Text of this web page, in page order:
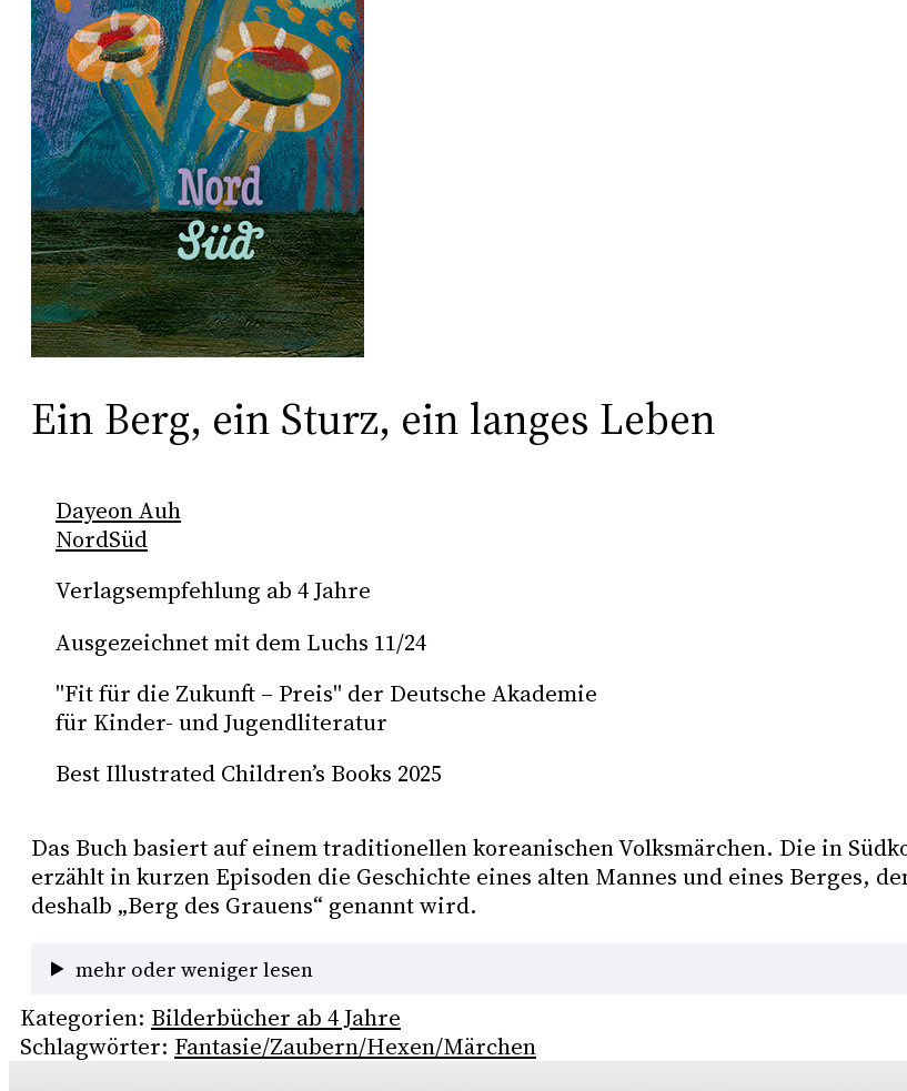
Ein Berg, ein Sturz, ein langes Leben
Dayeon Auh
NordSüd
Verlagsempfehlung ab 4 Jahre
Ausgezeichnet mit dem Luchs 11/24
"Fit für die Zukunft – Preis" der Deutsche Akademie
für Kinder- und Jugendliteratur
Best Illustrated Children’s Books 2025
Das Buch basiert auf einem traditionellen koreanischen Volksmärchen. Die in
erzählt in kurzen Episoden die Geschichte eines alten Mannes und eines Berges,
deshalb „Berg des Grauens“ genannt wird.
mehr oder weniger lesen
Kategorien: Bilderbücher ab 4 Jahre
Schlagwörter: Fantasie/Zaubern/Hexen/Märchen